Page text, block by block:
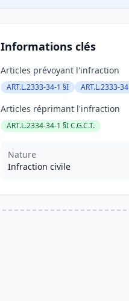
Informations clés
Articles prévoyant l'infraction
ART.L.2333-34-1 §I ART.L.2333-
Articles réprimant l'infraction
ART.L.2334-34-1 §I C.G.C.T.
Nature
Infraction civile